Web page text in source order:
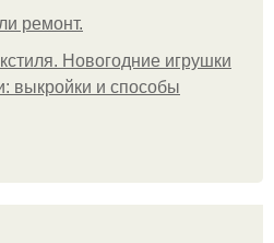
ремонт.
Новогодние игрушки
выкройки и способы